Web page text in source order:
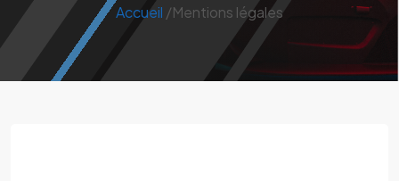
Accueil /Mentions légales